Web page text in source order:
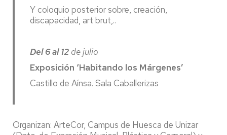
Y coloquio posterior sobre, creación,
discapacidad, art brut,..
Del 6 al 12 de julio
Exposición ‘Habitando los Márgenes’
Castillo de Aínsa. Sala Caballerizas
Organizan: ArteCor, Campus de Huesca de Unizar